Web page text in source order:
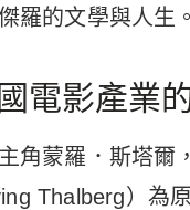
羅的文學與人生。
電影產業
角蒙羅．斯塔
Thalberg）為